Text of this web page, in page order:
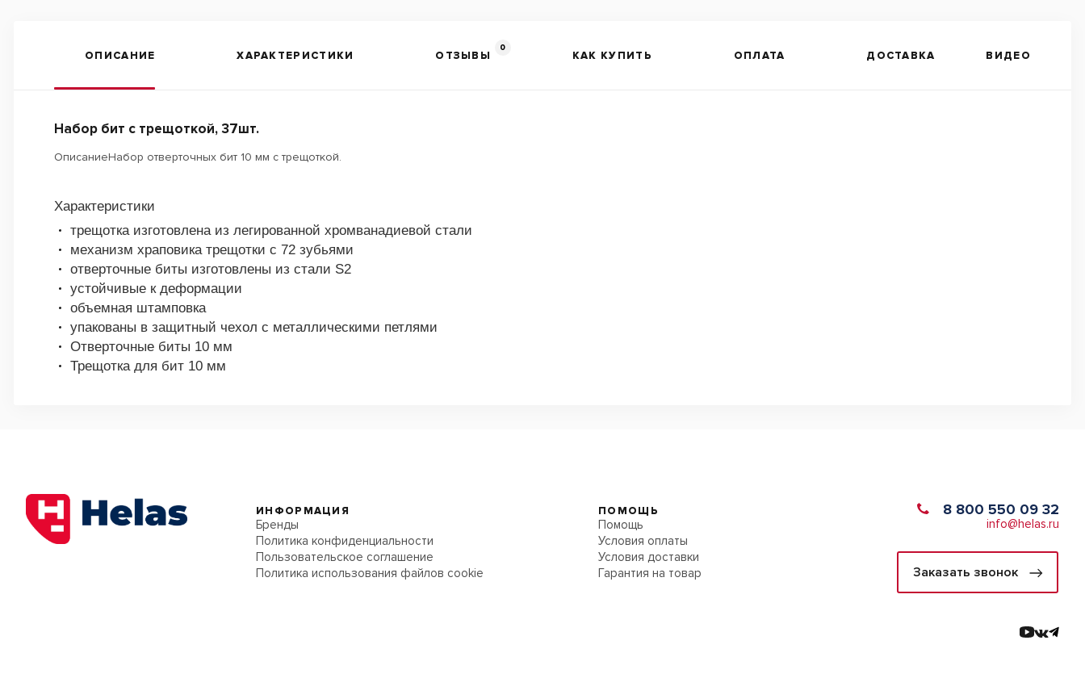
ОПИСАНИЕ ХАРАКТЕРИСТИКИ ОТЗЫВЫ
0
КАК КУПИТЬ ОПЛАТА ДОСТАВКА ВИДЕО
Набор бит с трещоткой, 37шт.
OписаниеНабор отверточных бит 10 мм с трещоткой.
Характеристики
трещотка изготовлена из легированной хромванадиевой стали
механизм храповика трещотки с 72 зубьями
отверточные биты изготовлены из стали S2
устойчивые к деформации
объемная штамповка
упакованы в защитный чехол с металлическими петлями
Отверточные биты 10 мм
Трещотка для бит 10 мм
ИНФОРМАЦИЯ
Бренды
Политика конфиденциальности
Пользовательское соглашение
Политика использования файлов cookie
ПОМОЩЬ
Помощь
Условия оплаты
Условия доставки
Гарантия на товар
8 800 550 09 32
info@helas.ru
Заказать звонок